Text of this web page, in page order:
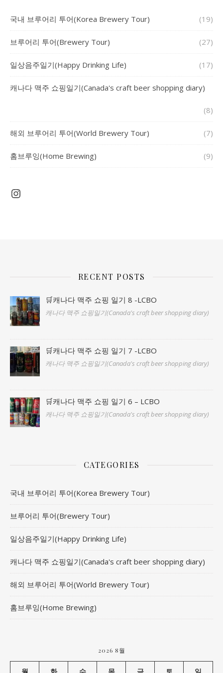
국내 브루어리 투어(Korea Brewery Tour) (19)
브루어리 투어(Brewery Tour) (27)
일상음주일기(Happy Drinking Life) (17)
캐나다 맥주 쇼핑일기(Canada's craft beer shopping diary)
(8)
해외 브루어리 투어(World Brewery Tour) (7)
홈브루잉(Home Brewing) (9)
Instagram
RECENT POSTS
🛒캐나다 맥주 쇼핑 일기 8 -LCBO
캐나다 맥주 쇼핑일기(Canada's craft beer shopping diary)
🛒캐나다 맥주 쇼핑 일기 7 -LCBO
캐나다 맥주 쇼핑일기(Canada's craft beer shopping diary)
🛒캐나다 맥주 쇼핑 일기 6 – LCBO
캐나다 맥주 쇼핑일기(Canada's craft beer shopping diary)
CATEGORIES
국내 브루어리 투어(Korea Brewery Tour)
브루어리 투어(Brewery Tour)
일상음주일기(Happy Drinking Life)
캐나다 맥주 쇼핑일기(Canada's craft beer shopping diary)
해외 브루어리 투어(World Brewery Tour)
홈브루잉(Home Brewing)
2026 8월